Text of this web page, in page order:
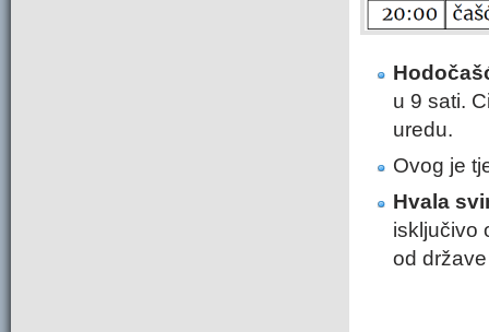
u 9 sati.
uredu.
Ovog je
Hvala
isključivo
od